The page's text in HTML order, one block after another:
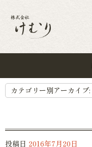
カテゴリー別アーカイブ:
投稿日 2016年7月20日